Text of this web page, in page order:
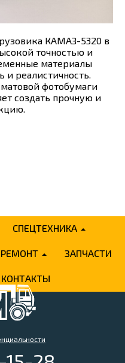
КАМАЗ-5320 в
точностью и
материалы
и реалистичность.
фотобумаги
создать прочную и
СПЕЦТЕХНИКА
РЕМОНТ ЗАПЧАСТИ
КОНТАКТЫ